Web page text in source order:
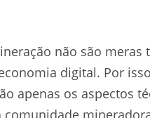
não são
digital. Por
apenas os aspectos